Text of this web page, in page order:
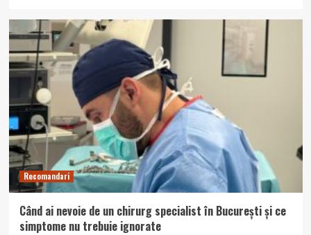
Recomandari
Când ai nevoie de un chirurg specialist în București și ce
simptome nu trebuie ignorate